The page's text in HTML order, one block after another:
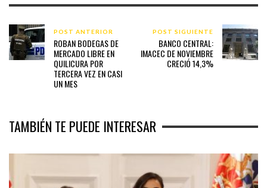
POST ANTERIOR
ROBAN BODEGAS DE
MERCADO LIBRE EN
QUILICURA POR
TERCERA VEZ EN CASI
UN MES
POST SIGUIENTE
BANCO CENTRAL:
IMACEC DE NOVIEMBRE
CRECIÓ 14,3%
TAMBIÉN TE PUEDE INTERESAR